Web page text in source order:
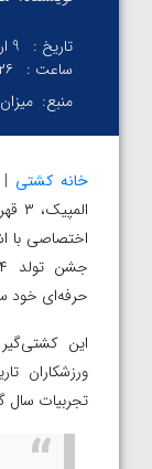
تاریخ :
9 اردیبهشت 1404
ساعت :
منبع: میزان
خانه کشتی
اختصاصی با
حرفه‌ای
این
ورزشکاران
تجربیات سال